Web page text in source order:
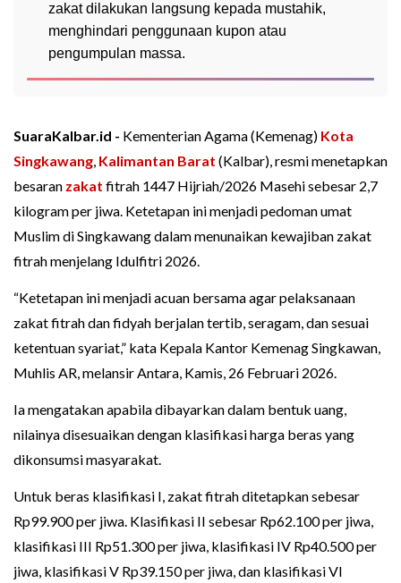
zakat dilakukan langsung kepada mustahik,
menghindari penggunaan kupon atau
pengumpulan massa.
SuaraKalbar.id - Kementerian Agama (Kemenag) Kota
Singkawang, Kalimantan Barat (Kalbar), resmi menetapkan
besaran zakat fitrah 1447 Hijriah/2026 Masehi sebesar 2,7
kilogram per jiwa. Ketetapan ini menjadi pedoman umat
Muslim di Singkawang dalam menunaikan kewajiban zakat
fitrah menjelang Idulfitri 2026.
“Ketetapan ini menjadi acuan bersama agar pelaksanaan
zakat fitrah dan fidyah berjalan tertib, seragam, dan sesuai
ketentuan syariat,” kata Kepala Kantor Kemenag Singkawan,
Muhlis AR, melansir Antara, Kamis, 26 Februari 2026.
Ia mengatakan apabila dibayarkan dalam bentuk uang,
nilainya disesuaikan dengan klasifikasi harga beras yang
dikonsumsi masyarakat.
Untuk beras klasifikasi I, zakat fitrah ditetapkan sebesar
Rp99.900 per jiwa. Klasifikasi II sebesar Rp62.100 per jiwa,
klasifikasi III Rp51.300 per jiwa, klasifikasi IV Rp40.500 per
jiwa, klasifikasi V Rp39.150 per jiwa, dan klasifikasi VI